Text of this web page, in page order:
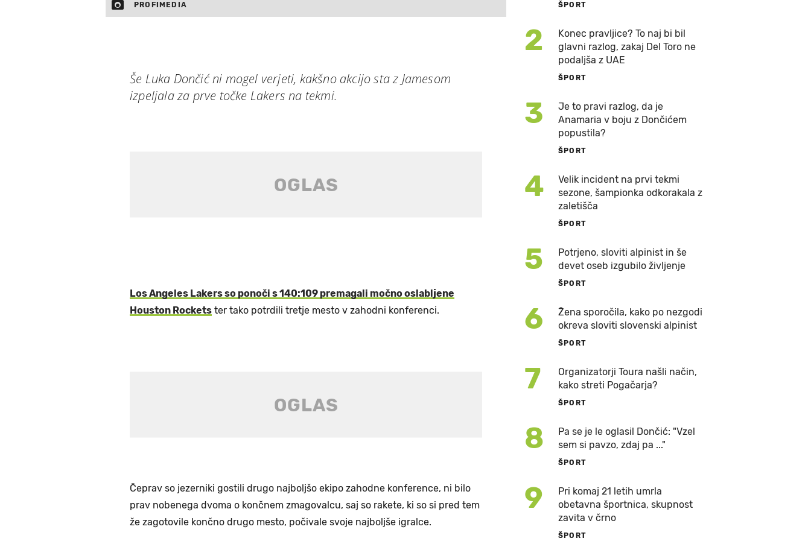
PROFIMEDIA
Še Luka Dončić ni mogel verjeti, kakšno akcijo sta z Jamesom
izpeljala za prve točke Lakers na tekmi.
Los Angeles Lakers so ponoči s 140:109 premagali močno oslabljene
Houston Rockets ter tako potrdili tretje mesto v zahodni konferenci.
Čeprav so jezerniki gostili drugo najboljšo ekipo zahodne konference, ni bilo
prav nobenega dvoma o končnem zmagovalcu, saj so rakete, ki so si pred tem
že zagotovile končno drugo mesto, počivale svoje najboljše igralce.
ŠPORT
2
Konec pravljice? To naj bi bil
glavni razlog, zakaj Del Toro ne
podaljša z UAE
ŠPORT
3
Je to pravi razlog, da je
Anamaria v boju z Dončićem
popustila?
ŠPORT
4
Velik incident na prvi tekmi
sezone, šampionka odkorakala z
zaletišča
ŠPORT
5
Potrjeno, sloviti alpinist in še
devet oseb izgubilo življenje
ŠPORT
6
Žena sporočila, kako po nezgodi
okreva sloviti slovenski alpinist
ŠPORT
7
Organizatorji Toura našli način,
kako streti Pogačarja?
ŠPORT
8
Pa se je le oglasil Dončić: "Vzel
sem si pavzo, zdaj pa ..."
ŠPORT
9
Pri komaj 21 letih umrla
obetavna športnica, skupnost
zavita v črno
ŠPORT